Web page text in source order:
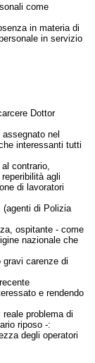
come
in materia di
in servizio
Dottor
nel
interessanti tutti
contrario,
agli
di lavoratori
(agenti di Polizia
ospitante - come
nazionale che
carenze di
e rendendo
problema di
riposo -:
degli operatori